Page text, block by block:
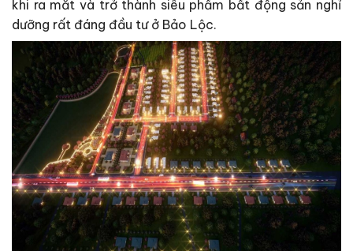
khi ra mắt và trở thành siêu phẩm bất động sản nghỉ
dưỡng rất đáng đầu tư ở Bảo Lộc.